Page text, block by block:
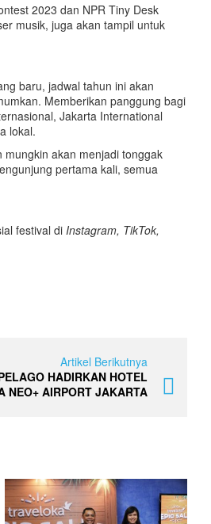
2023 dan NPR Tiny Desk
musik, juga akan tampil untuk
baru, jadwal tahun ini akan
Memberikan panggung bagi
Jakarta International
lokal.
akan menjadi tonggak
pertama kali, semua
festival di Instagram, TikTok,
Artikel Berikutnya
HADIRKAN HOTEL
NEO+ AIRPORT JAKARTA